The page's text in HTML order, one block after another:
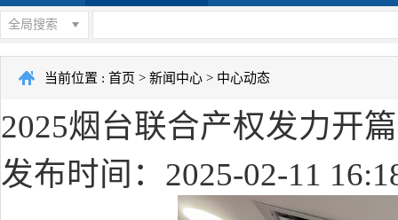
全局搜索
当前位置 : 首页 > 新闻中心 > 中心动态
2025烟台联合产权发力开
发布时间：2025-02-11